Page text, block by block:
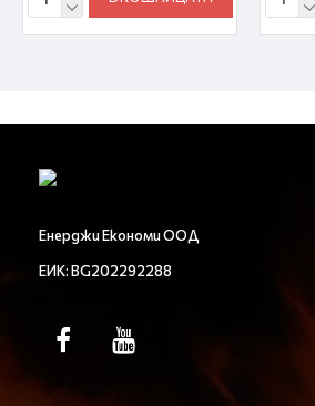
Енерджи Економи ООД
ЕИК: BG202292288